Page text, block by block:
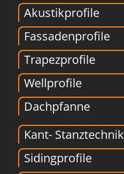
Akustikprofile
Fassadenprofile
Trapezprofile
Wellprofile
Dachpfanne
Kant- Stanztechnik
Sidingprofile